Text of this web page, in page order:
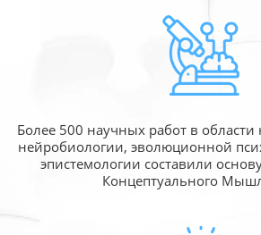
Более 500 научных работ в области
нейробиологии, эволюционной
эпистемологии составили
Концептуального